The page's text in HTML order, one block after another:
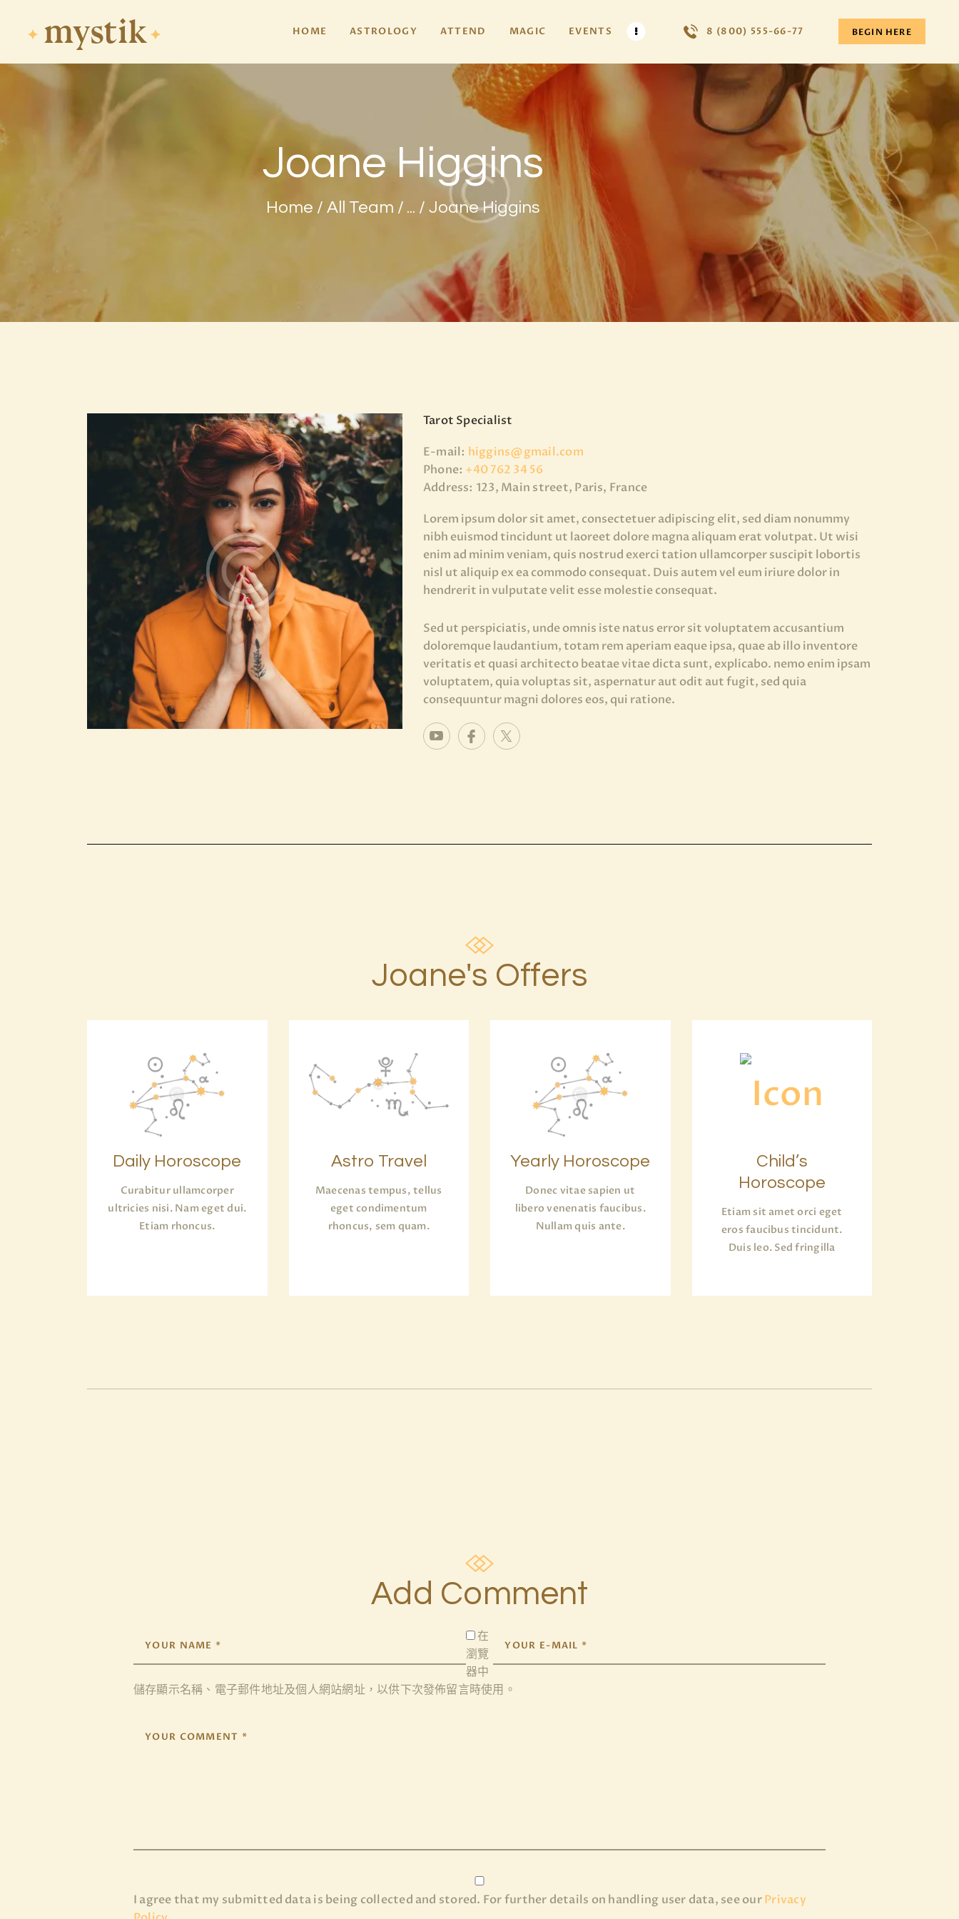
HOME ASTROLOGY ATTEND MAGIC EVENTS 8 (800) 555-66-77 BEGIN HERE
Joane Higgins
Home All Team ... Joane Higgins
EVENTS
TAROTSCOPES
CONTACT
Tarot Specialist
E-mail: higgins@gmail.com
Phone: +40 762 34 56
Address: 123, Main street, Paris, France
Lorem ipsum dolor sit amet, consectetuer adipiscing elit, sed diam nonummy
nibh euismod tincidunt ut laoreet dolore magna aliquam erat volutpat. Ut wisi
enim ad minim veniam, quis nostrud exerci tation ullamcorper suscipit lobortis
nisl ut aliquip ex ea commodo consequat. Duis autem vel eum iriure dolor in
hendrerit in vulputate velit esse molestie consequat.
Sed ut perspiciatis, unde omnis iste natus error sit voluptatem accusantium
doloremque laudantium, totam rem aperiam eaque ipsa, quae ab illo inventore
veritatis et quasi architecto beatae vitae dicta sunt, explicabo. nemo enim ipsam
voluptatem, quia voluptas sit, aspernatur aut odit aut fugit, sed quia
consequuntur magni dolores eos, qui ratione.
Joane's Offers
Daily Horoscope
Curabitur ullamcorper
ultricies nisi. Nam eget dui.
Etiam rhoncus.
Astro Travel
Maecenas tempus, tellus
eget condimentum
rhoncus, sem quam.
Yearly Horoscope
Donec vitae sapien ut
libero venenatis faucibus.
Nullam quis ante.
Child’s
Horoscope
Etiam sit amet orci eget
eros faucibus tincidunt.
Duis leo. Sed fringilla
Add Comment
在
瀏覽
器中
儲存顯示名稱、電子郵件地址及個人網站網址，以供下次發佈留言時使用。
I agree that my submitted data is being collected and stored. For further details on handling user data, see ourPrivacy